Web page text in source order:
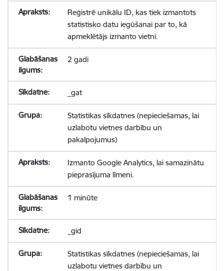
Reģistrē unikālu ID, kas tiek izmantots
statistisko datu iegūšanai par to, kā
apmeklētājs izmanto vietni.
2 gadi
_gat
Statistikas sīkdatnes (nepieciešamas, lai
uzlabotu vietnes darbību un
pakalpojumus)
Izmanto Google Analytics, lai samazinātu
pieprasījuma līmeni.
1 minūte
_gid
Statistikas sīkdatnes (nepieciešamas, lai
uzlabotu vietnes darbību un